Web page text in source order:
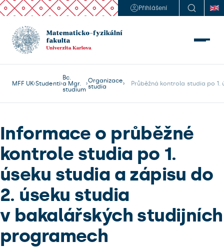
Přihlášení
MFF UK Studenti
Bc.
a Mgr.
studium
Organizace
studia
Průběžná kontrola studia po 1.
Informace o průběžné
kontrole studia po 1.
úseku studia a zápisu do
2. úseku studia
v bakalářských studijních
programech